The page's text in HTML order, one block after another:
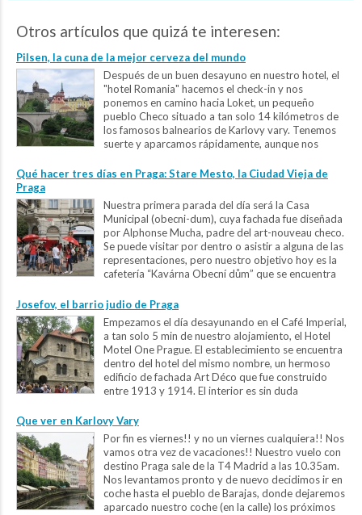
Otros artículos que quizá te interesen:
Pilsen, la cuna de la mejor cerveza del mundo
Después de un buen desayuno en nuestro hotel, el
"hotel Romania" hacemos el check-in y nos
ponemos en camino hacia Loket, un pequeño
pueblo Checo situado a tan solo 14 kilómetros de
los famosos balnearios de Karlovy vary. Tenemos
suerte y aparcamos rápidamente, aunque nos
Qué hacer tres días en Praga: Stare Mesto, la Ciudad Vieja de
Praga
Nuestra primera parada del día será la Casa
Municipal (obecni-dum), cuya fachada fue diseñada
por Alphonse Mucha, padre del art-nouveau checo.
Se puede visitar por dentro o asistir a alguna de las
representaciones, pero nuestro objetivo hoy es la
cafetería “Kavárna Obecní dům” que se encuentra
Josefov, el barrio judio de Praga
Empezamos el día desayunando en el Café Imperial,
a tan solo 5 min de nuestro alojamiento, el Hotel
Motel One Prague. El establecimiento se encuentra
dentro del hotel del mismo nombre, un hermoso
edificio de fachada Art Déco que fue construido
entre 1913 y 1914. El interior es sin duda
Que ver en Karlovy Vary
Por fin es viernes!! y no un viernes cualquiera!! Nos
vamos otra vez de vacaciones!! Nuestro vuelo con
destino Praga sale de la T4 Madrid a las 10.35am.
Nos levantamos pronto y de nuevo decidimos ir en
coche hasta el pueblo de Barajas, donde dejaremos
aparcado nuestro coche (en la calle) los próximos